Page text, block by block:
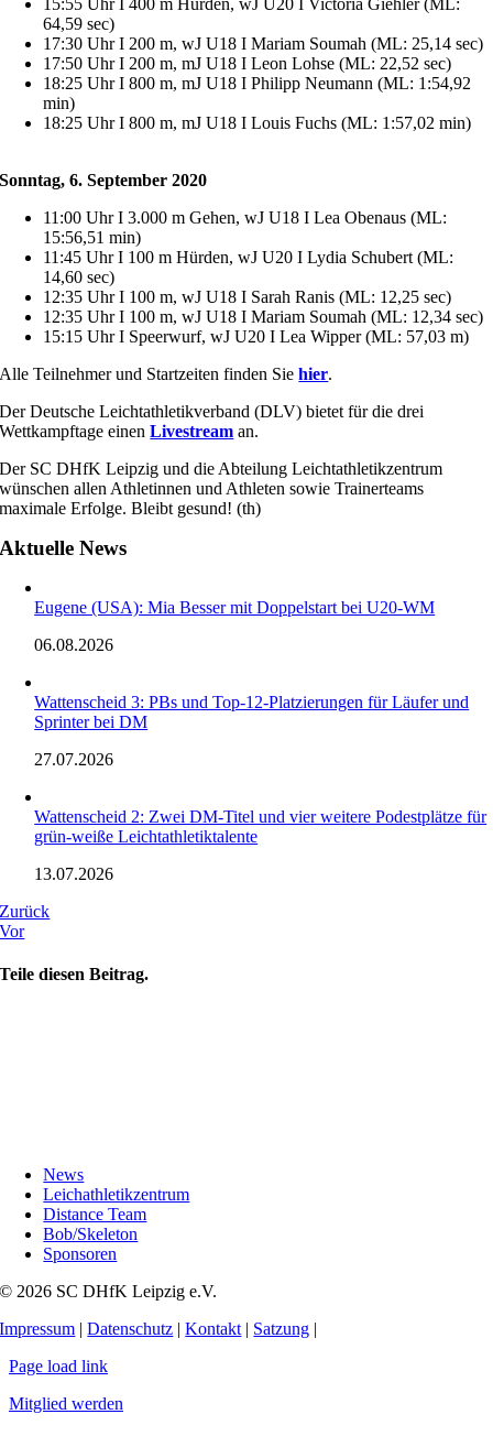
15:55 Uhr I 400 m Hürden, wJ U20 I Victoria Giehler (ML:
64,59 sec)
17:30 Uhr I 200 m, wJ U18 I Mariam Soumah (ML: 25,14 sec)
17:50 Uhr I 200 m, mJ U18 I Leon Lohse (ML: 22,52 sec)
18:25 Uhr I 800 m, mJ U18 I Philipp Neumann (ML: 1:54,92
min)
18:25 Uhr I 800 m, mJ U18 I Louis Fuchs (ML: 1:57,02 min)
Sonntag, 6. September 2020
11:00 Uhr I 3.000 m Gehen, wJ U18 I Lea Obenaus (ML:
15:56,51 min)
11:45 Uhr I 100 m Hürden, wJ U20 I Lydia Schubert (ML:
14,60 sec)
12:35 Uhr I 100 m, wJ U18 I Sarah Ranis (ML: 12,25 sec)
12:35 Uhr I 100 m, wJ U18 I Mariam Soumah (ML: 12,34 sec)
15:15 Uhr I Speerwurf, wJ U20 I Lea Wipper (ML: 57,03 m)
Alle Teilnehmer und Startzeiten finden Siehier.
Der Deutsche Leichtathletikverband (DLV) bietet für die drei
Wettkampftage einenLivestream an.
Der SC DHfK Leipzig und die Abteilung Leichtathletikzentrum
wünschen allen Athletinnen und Athleten sowie Trainerteams
maximale Erfolge. Bleibt gesund! (th)
Aktuelle News
Eugene (USA): Mia Besser mit Doppelstart bei U20-WM
06.08.2026
Wattenscheid 3: PBs und Top-12-Platzierungen für Läufer und
Sprinter bei DM
27.07.2026
Wattenscheid 2: Zwei DM-Titel und vier weitere Podestplätze für
grün-weiße Leichtathletiktalente
13.07.2026
Zurück
Vor
Teile diesen Beitrag.
News
Leichathletikzentrum
Distance Team
Bob/Skeleton
Sponsoren
© 2026 SC DHfK Leipzig e.V.
Impressum |Datenschutz |Kontakt | Satzung |
Page load link
Mitglied werden